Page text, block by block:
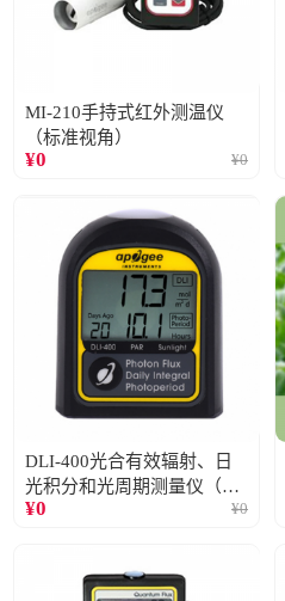
MI-210手持式红外测温仪
（标准视角）
¥0 ¥0
DLI-400光合有效辐射、日
光积分和光周期测量仪（仅
阳光）
¥0 ¥0